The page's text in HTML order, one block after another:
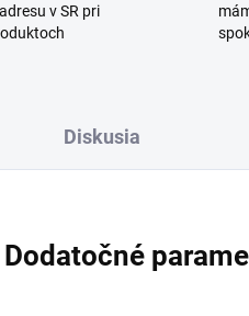
v SR pri
Diskusia
Dodatočné